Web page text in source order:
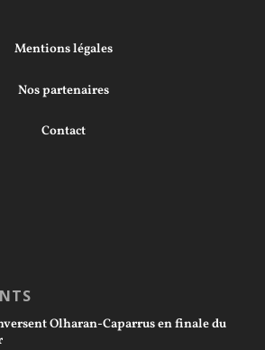
Mentions légales
Nos partenaires
Contact
Olharan-Caparrus en finale du